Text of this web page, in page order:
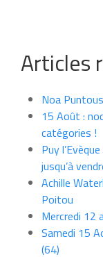
Articles
Noa
15 Août :
catégories !
Puy
jusqu’à
Achille
Poitou
Mercredi 12
Samedi 15
(64)